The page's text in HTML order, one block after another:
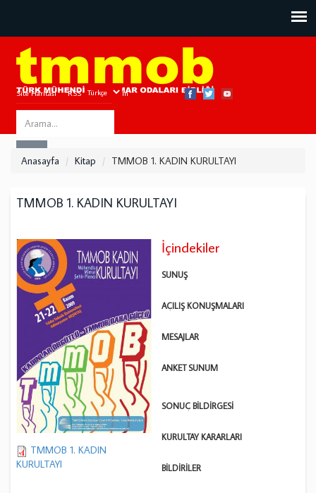
Site Haritası RSS Bize Ulaşın
Search
this
Anasayfa Kitap TMMOB 1. KADIN KURULTAYI
TMMOB 1. KADIN KURULTAYI
TMMOB 1. KADIN
KURULTAYI
İçindekiler
SUNUŞ
AÇILIŞ KONUŞMALARI
MESAJLAR
ANKET SUNUM
SONUÇ BİLDİRGESİ
KURULTAY KARARLARI
BİLDİRİLER